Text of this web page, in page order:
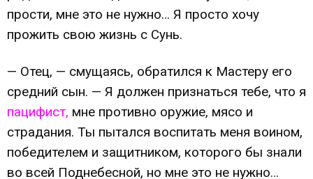
прости, мне это не нужно… Я просто хочу
прожить свою жизнь с Сунь.
— Отец, — смущаясь, обратился к Мастеру его
средний сын. — Я должен признаться тебе, что я
пацифист, мне противно оружие, мясо и
страдания. Ты пытался воспитать меня воином,
победителем и защитником, которого бы знали
во всей Поднебесной, но мне это не нужно…